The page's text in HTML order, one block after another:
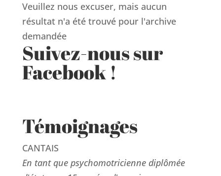
Veuillez nous excuser, mais aucun
résultat n'a été trouvé pour l'archive
demandée
Suivez-nous sur
Facebook !
Témoignages
CANTAIS
En tant que psychomotricienne diplômée